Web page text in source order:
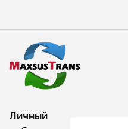
Личный